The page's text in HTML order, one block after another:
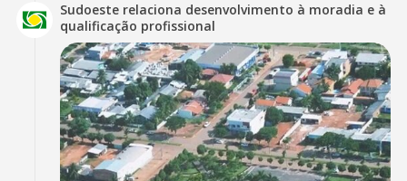
Sudoeste relaciona desenvolvimento à moradia e à
qualificação profissional